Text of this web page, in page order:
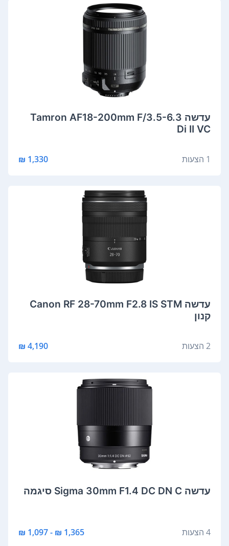
‏עדשה Tamron AF18-200mm F/3.5-6.3
Di II VC
1 הצעות 1,330 ₪
‏עדשה Canon RF 28-70mm F2.8 IS STM
קנון
2 הצעות 4,190 ₪
‏עדשה Sigma 30mm F1.4 DC DN C סיגמה
4 הצעות 1,365 ₪ - 1,097 ₪